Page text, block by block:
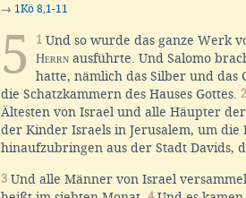
→ 1Kö 8,1-11
5 1 Und so wurde das ganze Werk
Herrn ausführte. Und Salomo
hatte, nämlich das Silber und das
die Schatzkammern des Hauses Gottes. 2
Ältesten von Israel und alle Häupter
der Kinder Israels in Jerusalem, um die
hinaufzubringen aus der Stadt Davids,
3 Und alle Männer von Israel